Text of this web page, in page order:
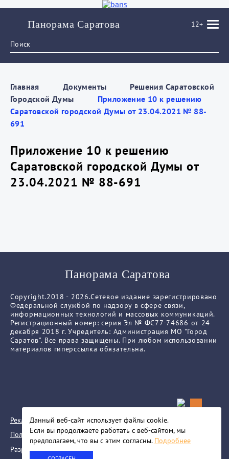
Панорама Саратова 12+
Главная Документы
Решения Саратовской
Городской Думы
Приложение 10 к решению
Саратовской городской Думы от 23.04.2021 № 88-
691
Приложение 10 к решению
Саратовской городской Думы от
23.04.2021 № 88-691
Панорама Саратова
Copyright.2018 - 2026.Сетевое издание зарегистрировано
Федеральной службой по надзору в сфере связи,
информационных технологий и массовых коммуникаций.
Регистрационный номер: серия Эл № ФС77-74686 от 24
декабря 2018 г. Учредитель: Администрация МО "Город
Саратов". Все права защищены. При любом использовании
материалов гиперссылка обязательна.
Реклама
Политика конфиденциальности
Разработка сайта
Данный веб-сайт использует файлы сookie.
Если вы продолжаете работать с веб-сайтом, мы
предполагаем, что вы с этим согласны. Подробнее